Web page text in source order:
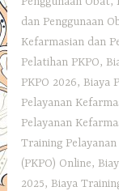
dan Penggunaan
Kefarmasian dan
Pelatihan PKPO,
PKPO 2026, Biaya
Pelayanan
Pelayanan
Training
(PKPO) Online,
2025, Biaya